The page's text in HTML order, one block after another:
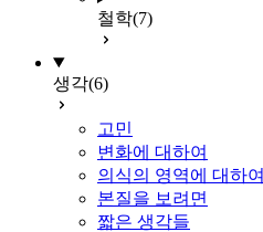
철학(7)
생각(6)
고민
변화에 대하여
의식의 영역에 대하여
본질을 보려면
짧은 생각들